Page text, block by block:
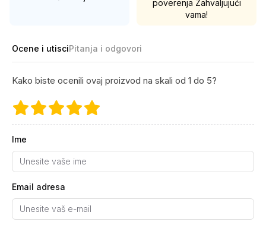
poverenja Zahvaljujući
vama!
Ocene i utisciPitanja i odgovori
Kako biste ocenili ovaj proizvod na skali od 1 do 5?
Ime
Email adresa